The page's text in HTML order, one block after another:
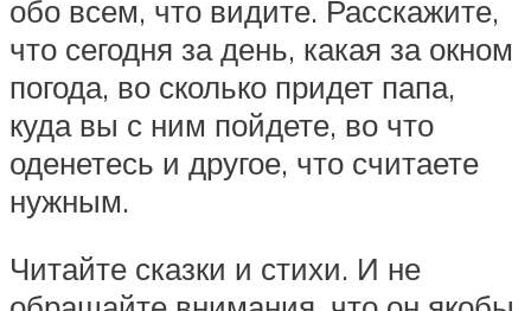
обо всем, что видите. Расскажите,
что сегодня за день, какая за окном
погода, во сколько придет папа,
куда вы с ним пойдете, во что
оденетесь и другое, что считаете
нужным.
Читайте сказки и стихи. И не